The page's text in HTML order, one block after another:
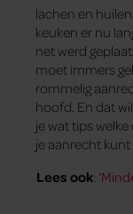
lachen en
keuken er nu
net werd
moet immers
rommelig
hoofd. En dat
je wat tips
je aanrecht kunt
Lees ook: ‘